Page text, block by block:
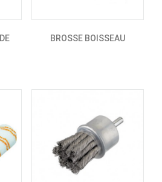
BROSSE BOISSEAU